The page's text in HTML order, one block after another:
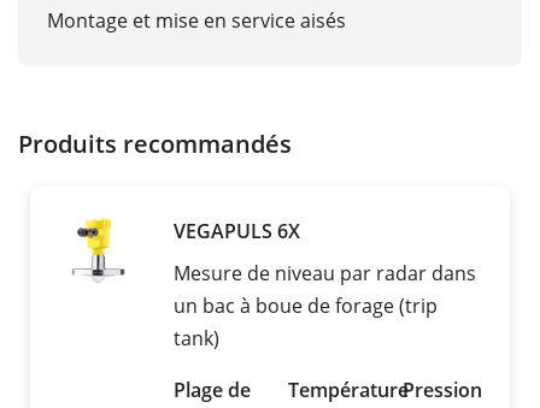
Montage et mise en service aisés
Produits recommandés
VEGAPULS 6X
Mesure de niveau par radar dans
un bac à boue de forage (trip
tank)
Plage de
TempératurePression